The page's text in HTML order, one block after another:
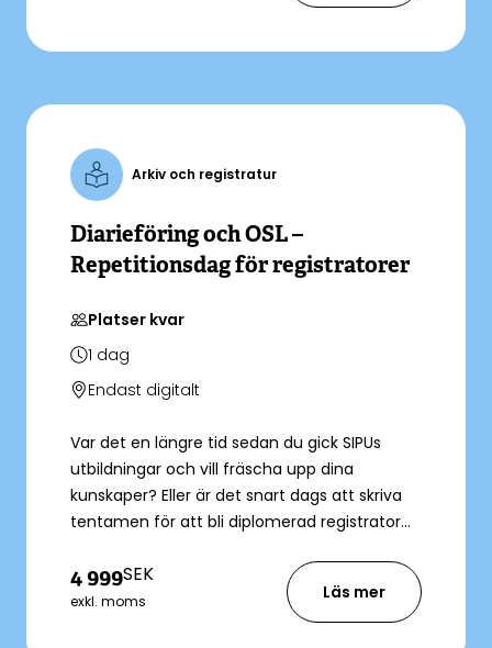
genomgång av JO-beslut och aktuella
Arkiv och registratur
Diarieföring och OSL –
Repetitionsdag för registratorer
Platser kvar
1 dag
Endast digitalt
Var det en längre tid sedan du gick SIPUs
utbildningar och vill fräscha upp dina
kunskaper? Eller är det snart dags att skriva
tentamen för att bli diplomerad registrator
4 999SEK
exkl. moms Läs mer